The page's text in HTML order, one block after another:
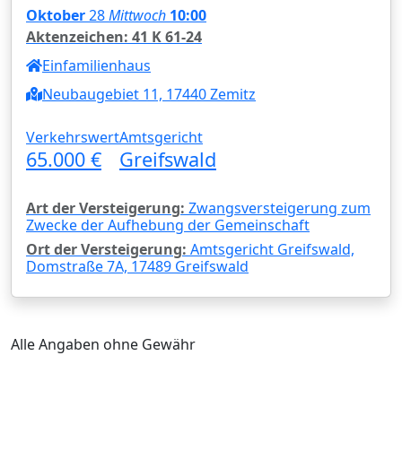
Oktober28Mittwoch 10:00
Aktenzeichen: 41 K 61-24
Einfamilienhaus
Neubaugebiet 11, 17440 Zemitz
Verkehrswert
65.000 €
Amtsgericht
Greifswald
Art der Versteigerung: Zwangsversteigerung zum
Zwecke der Aufhebung der Gemeinschaft
Ort der Versteigerung: Amtsgericht Greifswald,
Domstraße 7A, 17489 Greifswald
Alle Angaben ohne Gewähr